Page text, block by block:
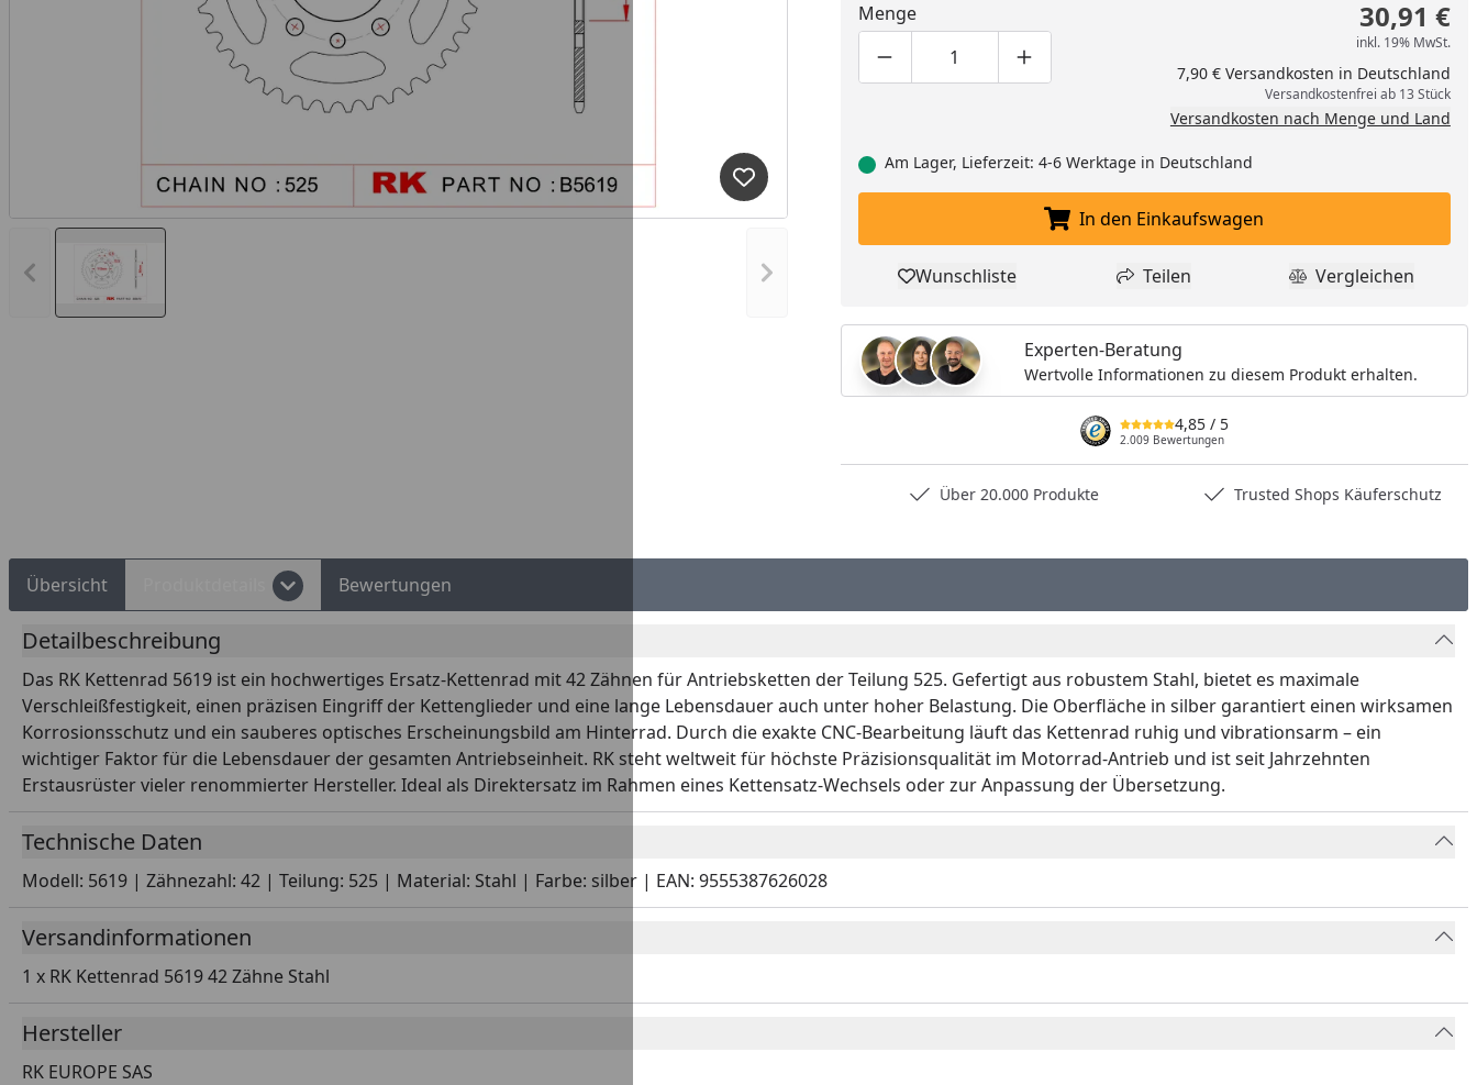
Vorheriges Bild anzeigen Nächstes Bild anzeigen
Produkt zur Wunschliste hinzufügen
Menge
Produktmenge um eins verringern
Produktmenge manuell eingeben
Produktmenge um eins erhöhen
30,91 €
inkl. 19% MwSt.
7,90 € Versandkosten in Deutschland
Versandkostenfrei ab 13 Stück
Versandkosten nach Menge und Land
Am Lager, Lieferzeit: 4-6 Werktage in Deutschland
In den Einkaufswagen legen
In den Einkaufswagen
Produkt zur Wunschliste hinzufügen
Wunschliste Teilen
Teilen Produkt
Vergleichen
Experten-Beratung
Wertvolle Informationen zu diesem Produkt erhalten.
4,85 / 5
2.009 Bewertungen
Über 20.000 Produkte Trusted Shops Käuferschutz
Übersicht Bewertungen
Detailbeschreibung
Das RK Kettenrad 5619 ist ein hochwertiges Ersatz-Kettenrad mit 42 Zähnen für Antriebsketten der Teilung 525. Gefertigt aus robustem Stahl, bietet es maximale
Verschleißfestigkeit, einen präzisen Eingriff der Kettenglieder und eine lange Lebensdauer auch unter hoher Belastung. Die Oberfläche in silber garantiert einen wirksamen
Korrosionsschutz und ein sauberes optisches Erscheinungsbild am Hinterrad. Durch die exakte CNC-Bearbeitung läuft das Kettenrad ruhig und vibrationsarm – ein
wichtiger Faktor für die Lebensdauer der gesamten Antriebseinheit. RK steht weltweit für höchste Präzisionsqualität im Motorrad-Antrieb und ist seit Jahrzehnten
Erstausrüster vieler renommierter Hersteller. Ideal als Direktersatz im Rahmen eines Kettensatz-Wechsels oder zur Anpassung der Übersetzung.
Technische Daten
Modell: 5619 | Zähnezahl: 42 | Teilung: 525 | Material: Stahl | Farbe: silber | EAN: 9555387626028
Versandinformationen
1 x RK Kettenrad 5619 42 Zähne Stahl
Hersteller
RK EUROPE SAS